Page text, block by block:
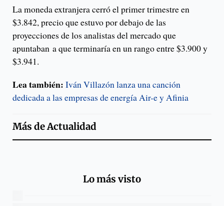
La moneda extranjera cerró el primer trimestre en
$3.842, precio que estuvo por debajo de las
proyecciones de los analistas del mercado que
apuntaban a que terminaría en un rango entre $3.900 y
$3.941.
Lea también: Iván Villazón lanza una canción
dedicada a las empresas de energía Air-e y Afinia
Más deActualidad
Lo más visto